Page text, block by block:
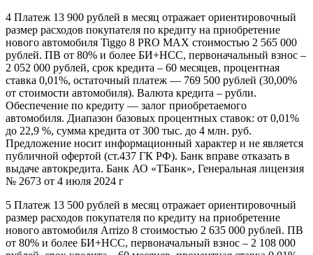
4 Платеж 13 900 рублей в месяц отражает ориентировочный
размер расходов покупателя по кредиту на приобретение
нового автомобиля Tiggo 8 PRO MAX стоимостью 2 565 000
рублей. ПВ от 80% и более БИ+НСС, первоначальный взнос –
2 052 000 рублей, срок кредита – 60 месяцев, процентная
ставка 0,01%, остаточный платеж — 769 500 рублей (30,00%
от стоимости автомобиля). Валюта кредита – рубли.
Обеспечение по кредиту — залог приобретаемого
автомобиля. Диапазон базовых процентных ставок: от 0,01%
до 22,9 %, сумма кредита от 300 тыс. до 4 млн. руб.
Предложение носит информационный характер и не является
публичной офертой (ст.437 ГК РФ). Банк вправе отказать в
выдаче автокредита. Банк АО «ТБанк», Генеральная лицензия
№ 2673 от 4 июля 2024 г
5 Платеж 13 500 рублей в месяц отражает ориентировочный
размер расходов покупателя по кредиту на приобретение
нового автомобиля Arrizo 8 стоимостью 2 635 000 рублей. ПВ
от 80% и более БИ+НСС, первоначальный взнос – 2 108 000